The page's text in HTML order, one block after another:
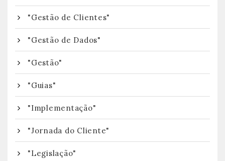
"Gestão de Clientes"
"Gestão de Dados"
"Gestão"
"Guias"
"Implementação"
"Jornada do Cliente"
"Legislação"